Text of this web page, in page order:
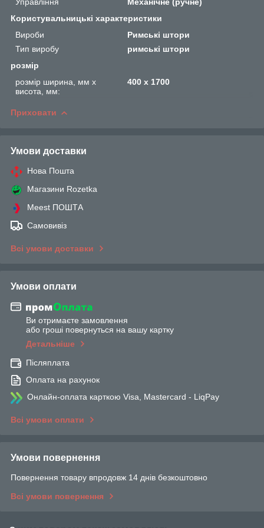
Користувальницькі характеристики
Вироби
Римські штори
Тип виробу
римські штори
розмір
розмір ширина, мм х
висота, мм:
400 х 1700
Приховати
Умови доставки
Нова Пошта
Магазини Rozetka
Meest ПОШТА
Самовивіз
Всі умови доставки
Умови оплати
Ви отримаєте замовлення
або гроші повернуться на вашу картку
Детальніше
Післяплата
Оплата на рахунок
Онлайн-оплата карткою Visa, Mastercard - LiqPay
Всі умови оплати
Умови повернення
Повернення товару впродовж 14 днів безкоштовно
Всі умови повернення